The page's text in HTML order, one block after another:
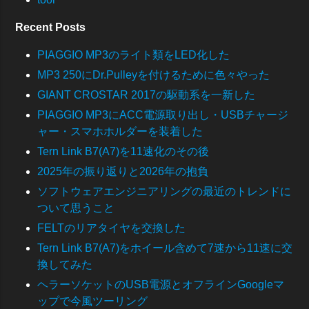
Recent Posts
PIAGGIO MP3のライト類をLED化した
MP3 250にDr.Pulleyを付けるために色々やった
GIANT CROSTAR 2017の駆動系を一新した
PIAGGIO MP3にACC電源取り出し・USBチャージ
ャー・スマホホルダーを装着した
Tern Link B7(A7)を11速化のその後
2025年の振り返りと2026年の抱負
ソフトウェアエンジニアリングの最近のトレンドに
ついて思うこと
FELTのリアタイヤを交換した
Tern Link B7(A7)をホイール含めて7速から11速に交
換してみた
ヘラーソケットのUSB電源とオフラインGoogleマ
ップで今風ツーリング